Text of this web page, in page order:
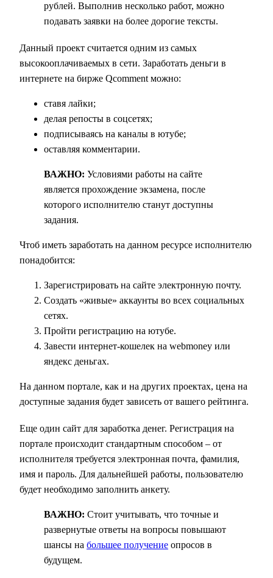
рублей. Выполнив несколько работ, можно
подавать заявки на более дорогие тексты.
Данный проект считается одним из самых
высокооплачиваемых в сети. Заработать деньги в
интернете на бирже Qcomment можно:
ставя лайки;
делая репосты в соцсетях;
подписываясь на каналы в ютубе;
оставляя комментарии.
ВАЖНО: Условиями работы на сайте
является прохождение экзамена, после
которого исполнителю станут доступны
задания.
Чтоб иметь заработать на данном ресурсе исполнителю
понадобится:
Зарегистрировать на сайте электронную почту.
Создать «живые» аккаунты во всех социальных
сетях.
Пройти регистрацию на ютубе.
Завести интернет-кошелек на webmoney или
яндекс деньгах.
На данном портале, как и на других проектах, цена на
доступные задания будет зависеть от вашего рейтинга.
Еще один сайт для заработка денег. Регистрация на
портале происходит стандартным способом – от
исполнителя требуется электронная почта, фамилия,
имя и пароль. Для дальнейшей работы, пользователю
будет необходимо заполнить анкету.
ВАЖНО: Стоит учитывать, что точные и
развернутые ответы на вопросы повышают
шансы на большее получение опросов в
будущем.